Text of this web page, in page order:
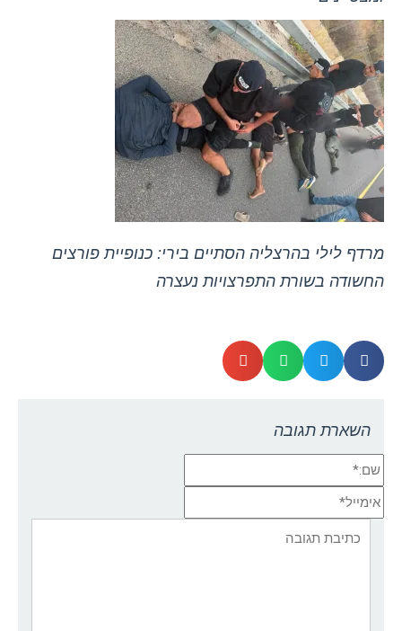
מרדף לילי בהרצליה הסתיים בירי: כנופיית פורצים
החשודה בשורת התפרצויות נעצרה
השארת תגובה
שם:*
אימייל*
אתר:תגובה